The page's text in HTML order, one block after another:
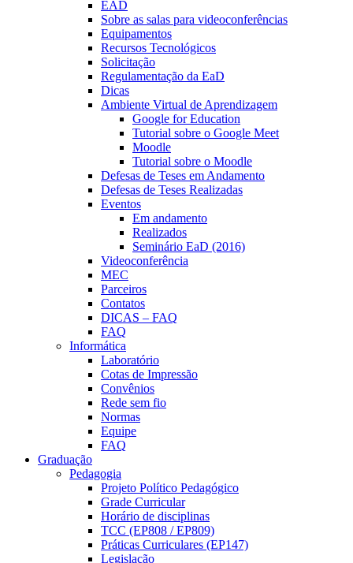
EAD
Sobre as salas para videoconferências
Equipamentos
Recursos Tecnológicos
Solicitação
Regulamentação da EaD
Dicas
Ambiente Virtual de Aprendizagem
Google for Education
Tutorial sobre o Google Meet
Moodle
Tutorial sobre o Moodle
Defesas de Teses em Andamento
Defesas de Teses Realizadas
Eventos
Em andamento
Realizados
Seminário EaD (2016)
Videoconferência
MEC
Parceiros
Contatos
DICAS – FAQ
FAQ
Informática
Laboratório
Cotas de Impressão
Convênios
Rede sem fio
Normas
Equipe
FAQ
Graduação
Pedagogia
Projeto Político Pedagógico
Grade Curricular
Horário de disciplinas
TCC (EP808 / EP809)
Práticas Curriculares (EP147)
Legislação